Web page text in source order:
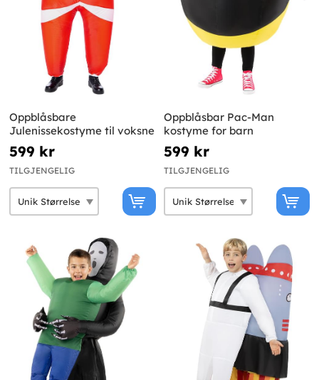
Oppblåsbare
Julenissekostyme til voksne
599 kr
TILGJENGELIG
Oppblåsbar Pac-Man
kostyme for barn
599 kr
TILGJENGELIG